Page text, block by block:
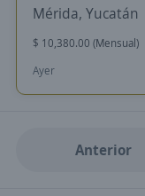
Mérida, Yucatán
$ 10,380.00 (Mensual)
Ayer
Anterior